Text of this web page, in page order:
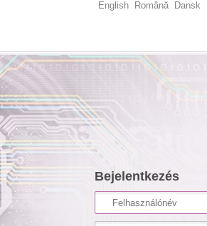
English Română Dansk
Bejelentkezés